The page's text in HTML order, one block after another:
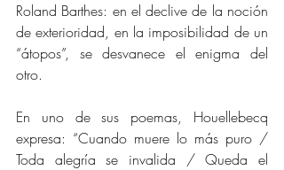
Roland Barthes: en el declive de la noción
de exterioridad, en la imposibilidad de un
“átopos”, se desvanece el enigma del
otro.
En uno de sus poemas, Houellebecq
expresa: “Cuando muere lo más puro /
Toda alegría se invalida / Queda el